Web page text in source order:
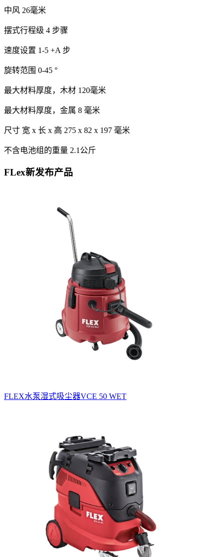
中风 26毫米
摆式行程级 4 步骤
速度设置 1-5 +A 步
旋转范围 0-45 °
最大材料厚度，木材 120毫米
最大材料厚度，金属 8 毫米
尺寸 宽 x 长 x 高 275 x 82 x 197 毫米
不含电池组的重量 2.1公斤
FLex新发布产品
FLEX水泵湿式吸尘器VCE 50 WET